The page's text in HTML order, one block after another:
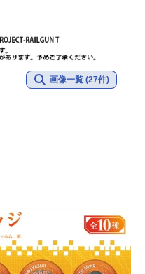
画像一覧 (27件)